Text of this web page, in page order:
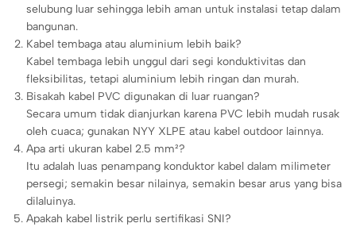
selubung luar sehingga lebih aman untuk instalasi tetap dalam
bangunan.
Kabel tembaga atau aluminium lebih baik?
Kabel tembaga lebih unggul dari segi konduktivitas dan
fleksibilitas, tetapi aluminium lebih ringan dan murah.
Bisakah kabel PVC digunakan di luar ruangan?
Secara umum tidak dianjurkan karena PVC lebih mudah rusak
oleh cuaca; gunakan NYY XLPE atau kabel outdoor lainnya.
Apa arti ukuran kabel 2.5 mm²?
Itu adalah luas penampang konduktor kabel dalam milimeter
persegi; semakin besar nilainya, semakin besar arus yang bisa
dilaluinya.
Apakah kabel listrik perlu sertifikasi SNI?